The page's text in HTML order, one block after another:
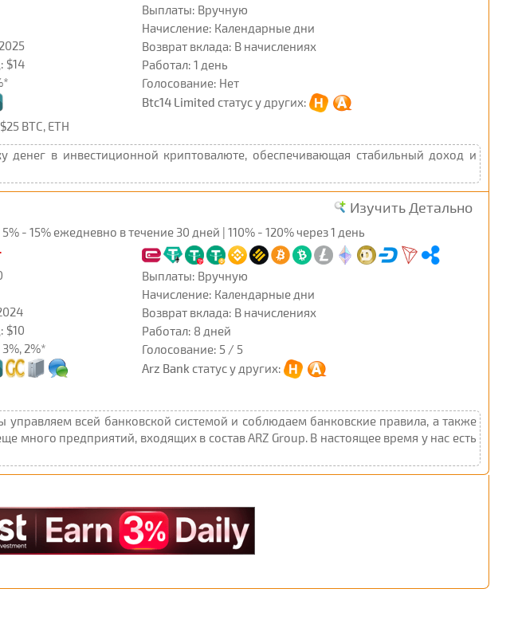
$14
Выплаты: Вручную
Начисление: Календарные дни
Возврат вклада: В начислениях
Работал: 1 день
Голосование: Нет
Btc14 Limited статус у других:
BTC, ETH
денег в инвестиционной криптовалюте, обеспечивающая стабильный доход и
Изучить Детально
- 15% ежедневно в течение 30 дней | 110% - 120% через 1 день
$10
2%*
Выплаты: Вручную
Начисление: Календарные дни
Возврат вклада: В начислениях
Работал: 8 дней
Голосование: 5 / 5
Arz Bank статус у других:
всей банковской системой и соблюдаем банковские правила, а также
много предприятий, входящих в состав ARZ Group. В настоящее время у нас есть